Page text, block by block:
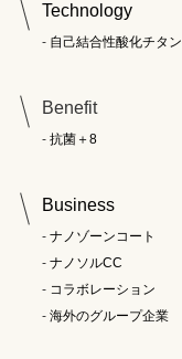
Technology
自己結合性酸化チタン
Benefit
抗菌＋8
Business
ナノゾーンコート
ナノソルCC
コラボレーション
海外のグループ企業